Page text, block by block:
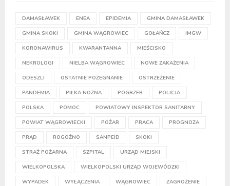
DAMASŁAWEK ENEA EPIDEMIA GMINA DAMASŁAWEK
GMINA SKOKI GMINA WĄGROWIEC GOŁAŃCZ IMGW
KORONAWIRUS KWARANTANNA MIEŚCISKO
NEKROLOGI NIELBA WĄGROWIEC NOWE ZAKAŻENIA
ODESZLI OSTATNIE POŻEGNANIE OSTRZEŻENIE
PANDEMIA PIŁKA NOŻNA POGRZEB POLICJA
POLSKA POMOC POWIATOWY INSPEKTOR SANITARNY
POWIAT WĄGROWIECKI POŻAR PRACA PROGNOZA
PRĄD ROGOŹNO SANPEID SKOKI
STRAŻ POŻARNA SZPITAL URZĄD MIEJSKI
WIELKOPOLSKA WIELKOPOLSKI URZĄD WOJEWÓDZKI
WYPADEK WYŁĄCZENIA WĄGROWIEC ZAGROŻENIE